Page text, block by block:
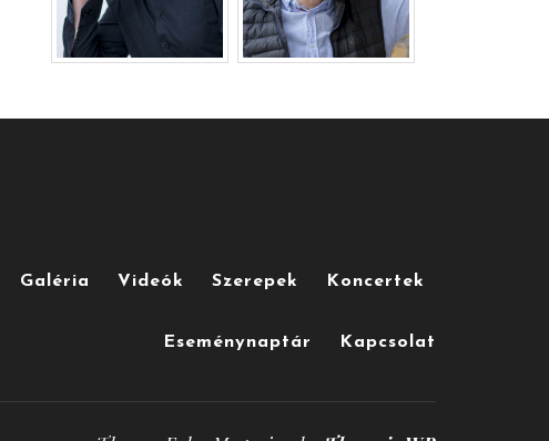
Galéria Videók Szerepek Koncertek
Eseménynaptár Kapcsolat